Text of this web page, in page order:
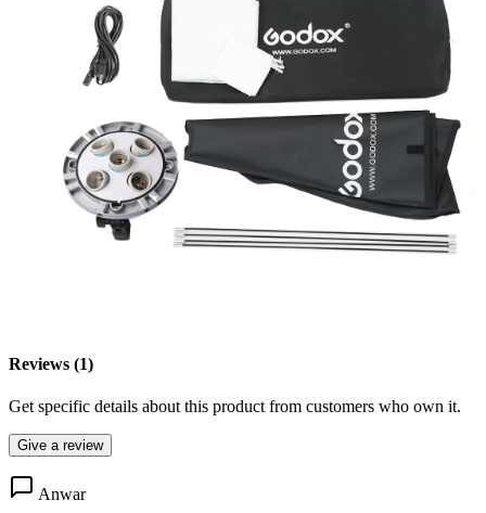
Reviews (1)
Get specific details about this product from customers who own it.
Give a review
Anwar